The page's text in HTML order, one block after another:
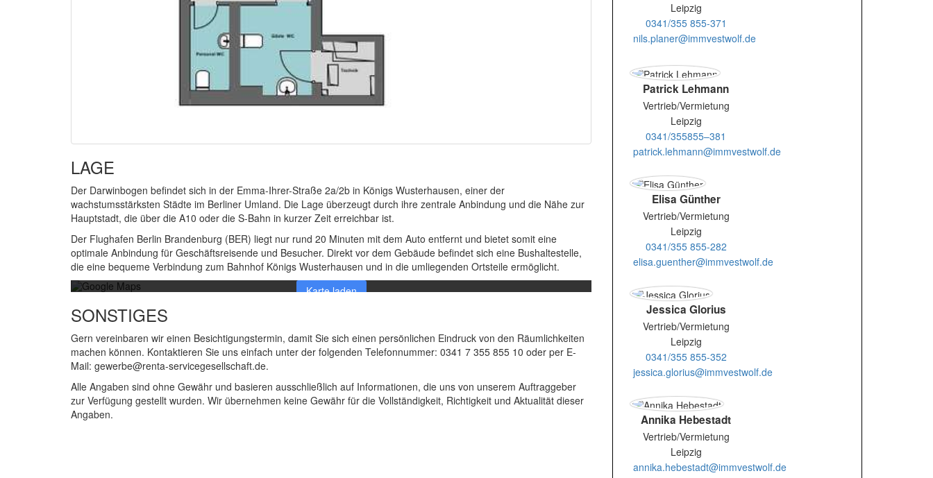
LAGE
Der Darwinbogen befindet sich in der Emma-Ihrer-Straße 2a/2b in Königs Wusterhausen, einer der
wachstumsstärksten Städte im Berliner Umland. Die Lage überzeugt durch ihre zentrale Anbindung und die Nähe zur
Hauptstadt, die über die A10 oder die S-Bahn in kurzer Zeit erreichbar ist.
Der Flughafen Berlin Brandenburg (BER) liegt nur rund 20 Minuten mit dem Auto entfernt und bietet somit eine
optimale Anbindung für Geschäftsreisende und Besucher. Direkt vor dem Gebäude befindet sich eine Bushaltestelle,
die eine bequeme Verbindung zum Bahnhof Königs Wusterhausen und in die umliegenden Ortsteile ermöglicht.
Mit dem Laden der Karte akzeptieren Sie die Datenschutzerklärung von Google.
Mehr erfahren
Karte laden
SONSTIGES
Gern vereinbaren wir einen Besichtigungstermin, damit Sie sich einen persönlichen Eindruck von den Räumlichkeiten
machen können. Kontaktieren Sie uns einfach unter der folgenden Telefonnummer: 0341 7 355 855 10 oder per E-
Mail: gewerbe@renta-servicegesellschaft.de.
Alle Angaben sind ohne Gewähr und basieren ausschließlich auf Informationen, die uns von unserem Auftraggeber
zur Verfügung gestellt wurden. Wir übernehmen keine Gewähr für die Vollständigkeit, Richtigkeit und Aktualität dieser
Angaben.
Leipzig
0341/355 855-371
nils.planer@immvestwolf.de
Patrick Lehmann
Vertrieb/Vermietung
Leipzig
0341/355855–381
patrick.lehmann@immvestwolf.de
Elisa Günther
Vertrieb/Vermietung
Leipzig
0341/355 855-282
elisa.guenther@immvestwolf.de
Jessica Glorius
Vertrieb/Vermietung
Leipzig
0341/355 855-352
jessica.glorius@immvestwolf.de
Annika Hebestadt
Vertrieb/Vermietung
Leipzig
annika.hebestadt@immvestwolf.de